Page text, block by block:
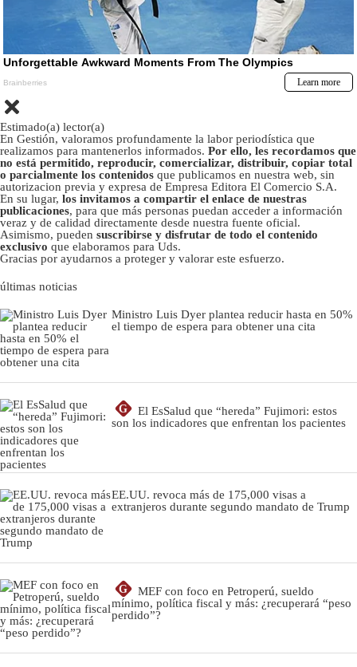
Estimado(a) lector(a)
En Gestión, valoramos profundamente la labor periodística que
realizamos para mantenerlos informados. Por ello, les recordamos que
no está permitido, reproducir, comercializar, distribuir, copiar total
o parcialmente los contenidos que publicamos en nuestra web, sin
autorizacion previa y expresa de Empresa Editora El Comercio S.A.
En su lugar, los invitamos a compartir el enlace de nuestras
publicaciones, para que más personas puedan acceder a información
veraz y de calidad directamente desde nuestra fuente oficial.
Asimismo, pueden suscribirse y disfrutar de todo el contenido
exclusivo que elaboramos para Uds.
Gracias por ayudarnos a proteger y valorar este esfuerzo.
últimas noticias
Ministro Luis Dyer plantea reducir hasta en 50%
el tiempo de espera para obtener una cita
G
El EsSalud que “hereda” Fujimori: estos
son los indicadores que enfrentan los pacientes
EE.UU. revoca más de 175,000 visas a
extranjeros durante segundo mandato de Trump
G
MEF con foco en Petroperú, sueldo
mínimo, política fiscal y más: ¿recuperará “peso
perdido”?